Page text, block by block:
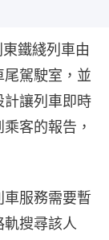
鐵綫列車由
駕駛室，並
計讓列車即時
客的報告，
服務需要暫
搜尋該人